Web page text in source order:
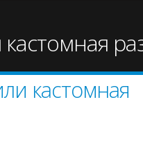
кастомная